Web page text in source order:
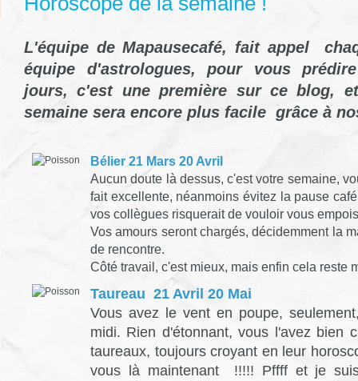
L'équipe de Mapausecafé, fait appel
équipe d'astrologues, pour vous
jours, c'est une première sur ce blog,
semaine sera encore plus facile grâce à
Bélier 21 Mars 20 Avril
Aucun doute là dessus, c'est votre semaine,
fait excellente, néanmoins évitez la pause
vos collègues risquerait de vouloir vous
Vos amours seront chargés, décidemment la
de rencontre.
Côté travail, c'est mieux, mais enfin cela reste
Taureau 21 Avril 20 Mai
Vous avez le vent en poupe,
midi. Rien d'étonnant, vous l'avez bien
taureaux, toujours croyant en leur
vous là maintenant !!!!! Pffff et je